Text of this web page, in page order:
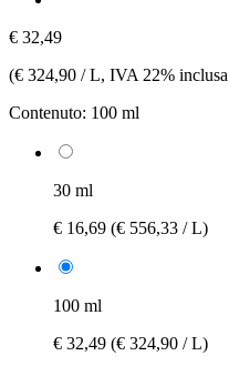
€ 32,49
(€ 324,90 / L, IVA 22% inclusa
Contenuto: 100 ml
30 ml
€ 16,69 (€ 556,33 / L)
100 ml
€ 32,49 (€ 324,90 / L)